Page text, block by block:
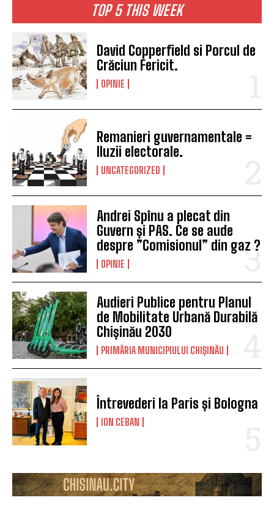
I WANT IN
TOP 5 THIS WEEK
David Copperfield si Porcul de
Crăciun Fericit.
OPINIE
Remanieri guvernamentale =
Iluzii electorale.
UNCATEGORIZED
Andrei Spînu a plecat din
Guvern și PAS. Ce se aude
despre ”Comisionul” din gaz ?
OPINIE
Audieri Publice pentru Planul
de Mobilitate Urbană Durabilă
Chișinău 2030
PRIMĂRIA MUNICIPIULUI CHIȘINĂU
Întrevederi la Paris și Bologna
ION CEBAN